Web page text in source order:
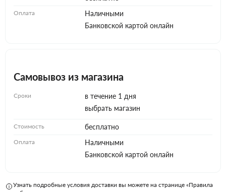
Оплата
Наличными
Банковской картой онлайн
Самовывоз из магазина
Сроки
в течение 1 дня
выбрать магазин
Стоимость бесплатно
Оплата
Наличными
Банковской картой онлайн
Узнать подробные условия доставки вы можете на странице «Правила